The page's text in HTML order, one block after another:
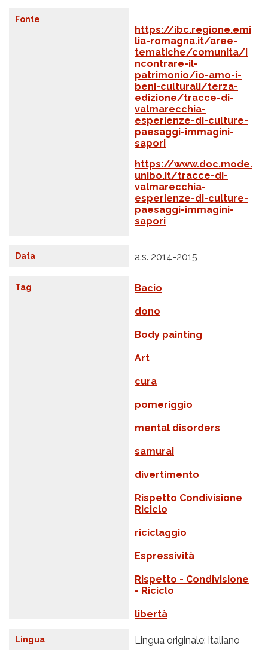
Fonte
https://ibc.regione.emi
lia-romagna.it/aree-
tematiche/comunita/i
ncontrare-il-
patrimonio/io-amo-i-
beni-culturali/terza-
edizione/tracce-di-
valmarecchia-
esperienze-di-culture-
paesaggi-immagini-
sapori
https://www.doc.mode.
unibo.it/tracce-di-
valmarecchia-
esperienze-di-culture-
paesaggi-immagini-
sapori
Data a.s. 2014-2015
Tag Bacio
dono
Body painting
Art
cura
pomeriggio
mental disorders
samurai
divertimento
Rispetto Condivisione
Riciclo
riciclaggio
Espressività
Rispetto - Condivisione
- Riciclo
libertà
Lingua Lingua originale: italiano